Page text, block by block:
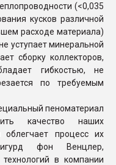
(<0,035
кусков различной
расходе материала)
уступает минеральной
сборку коллекторов,
гибкостью, не
по требуемым
пеноматериал
качество наших
облегчает процесс их
фон Венцлер,
в компании